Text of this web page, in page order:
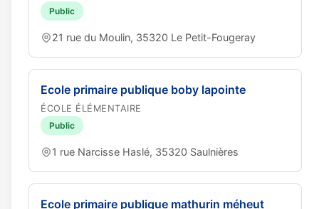
Public
21 rue du Moulin, 35320 Le Petit-Fougeray
Ecole primaire publique boby lapointe
ÉCOLE ÉLÉMENTAIRE
Public
1 rue Narcisse Haslé, 35320 Saulnières
Ecole primaire publique mathurin méheut